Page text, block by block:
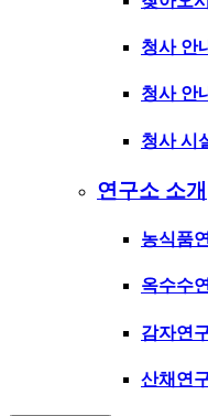
청사 안
청사 안
청사 시
연구소 소개
농식품
옥수수
감자연
산채연